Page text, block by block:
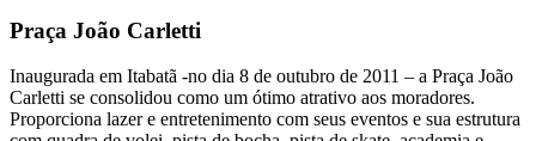
Praça João Carletti
Inaugurada em Itabatã -no dia 8 de outubro de 2011 – a Praça João
Carletti se consolidou como um ótimo atrativo aos moradores.
Proporciona lazer e entretenimento com seus eventos e sua estrutura